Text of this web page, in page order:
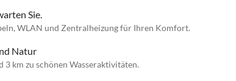
Sie.
WLAN und Zentralheizung für Ihren Komfort.
Natur
3 km zu schönen Wasseraktivitäten.